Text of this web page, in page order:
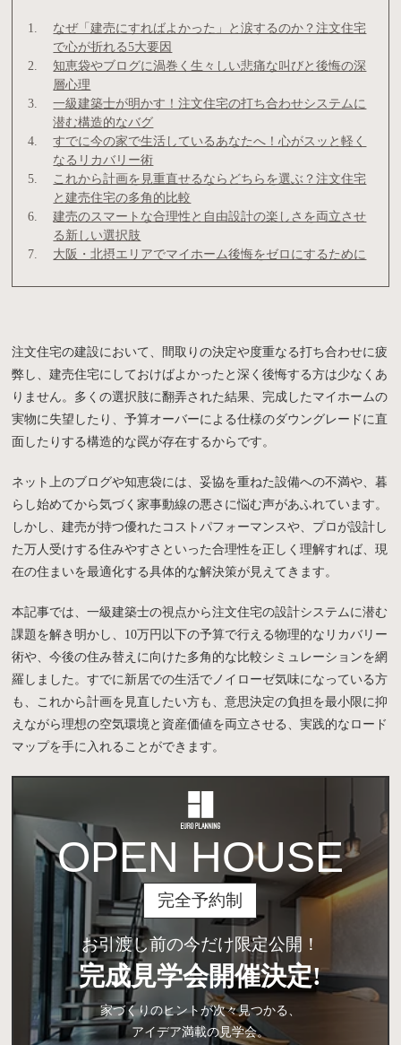
なぜ「建売にすればよかった」と涙するのか？注文住宅
で心が折れる5大要因
知恵袋やブログに渦巻く生々しい悲痛な叫びと後悔の深
層心理
一級建築士が明かす！注文住宅の打ち合わせシステムに
潜む構造的なバグ
すでに今の家で生活しているあなたへ！心がスッと軽く
なるリカバリー術
これから計画を見重直せるならどちらを選ぶ？注文住宅
と建売住宅の多角的比較
建売のスマートな合理性と自由設計の楽しさを両立させ
る新しい選択肢
大阪・北摂エリアでマイホーム後悔をゼロにするために
注文住宅の建設において、間取りの決定や度重なる打ち合わせに疲
弊し、建売住宅にしておけばよかったと深く後悔する方は少なくあ
りません。多くの選択肢に翻弄された結果、完成したマイホームの
実物に失望したり、予算オーバーによる仕様のダウングレードに直
面したりする構造的な罠が存在するからです。
ネット上のブログや知恵袋には、妥協を重ねた設備への不満や、暮
らし始めてから気づく家事動線の悪さに悩む声があふれています。
しかし、建売が持つ優れたコストパフォーマンスや、プロが設計し
た万人受けする住みやすさといった合理性を正しく理解すれば、現
在の住まいを最適化する具体的な解決策が見えてきます。
本記事では、一級建築士の視点から注文住宅の設計システムに潜む
課題を解き明かし、10万円以下の予算で行える物理的なリカバリー
術や、今後の住み替えに向けた多角的な比較シミュレーションを網
羅しました。すでに新居での生活でノイローゼ気味になっている方
も、これから計画を見直したい方も、意思決定の負担を最小限に抑
えながら理想の空気環境と資産価値を両立させる、実践的なロード
マップを手に入れることができます。
完全予約制
OPEN HOUSE
お引渡し前の今だけ限定公開！
完成見学会開催決定!
家づくりのヒントが次々見つかる、
アイデア満載の見学会。